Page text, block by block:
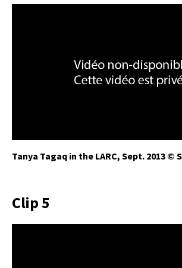
Tanya Tagaq in the LARC, Sept. 2013 ©
Clip 5